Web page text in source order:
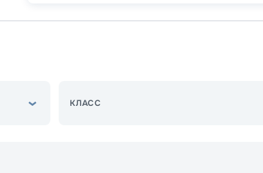
КЛАСС